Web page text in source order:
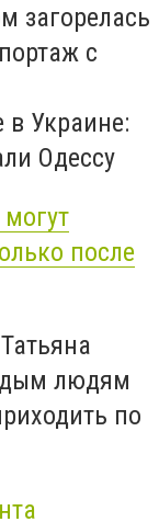
загорелась
с
в Украине:
Одессу
после
людям
по